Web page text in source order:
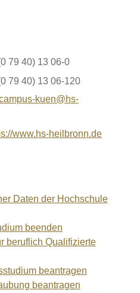
79 40) 13 06-0
79 40) 13 06-120
kuen@hs-
www.hs-heilbronn.de
Daten der Hochschule
beenden
beruflich Qualifizierte
beantragen
beantragen